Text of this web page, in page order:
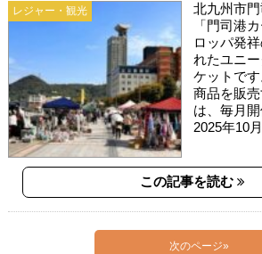
レジャー・観光
北九州市
「門司港
ロッパ発
れたユニ
ケットで
商品を販
は、毎月開
2025年10
この記事を読む
次のページ»